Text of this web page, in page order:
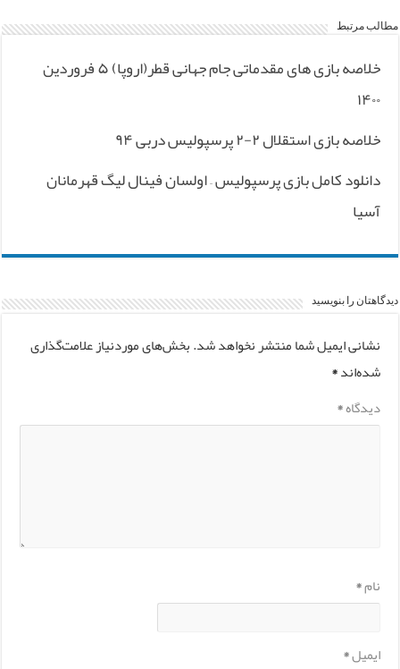
مطالب مرتبط
خلاصه بازی های مقدماتی جام جهانی قطر(اروپا) ۵ فروردین
۱۴۰۰
خلاصه بازی استقلال ۲-۲ پرسپولیس دربی ۹۴
دانلود کامل بازی پرسپولیس – اولسان فینال لیگ قهرمانان
آسیا
دیدگاهتان را بنویسید
نشانی ایمیل شما منتشر نخواهد شد.بخش‌های موردنیاز علامت‌گذاری
شده‌اند*
دیدگاه*
نام*
ایمیل*